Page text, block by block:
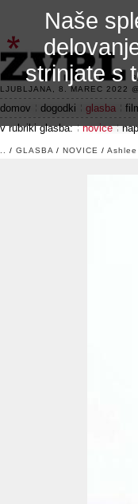
LJUBLJANA, 8. MAREC
domov dogodki glasba
v rubriki glasba:
novice
/ GLASBA / NOVICE /
Naše
strinjate s